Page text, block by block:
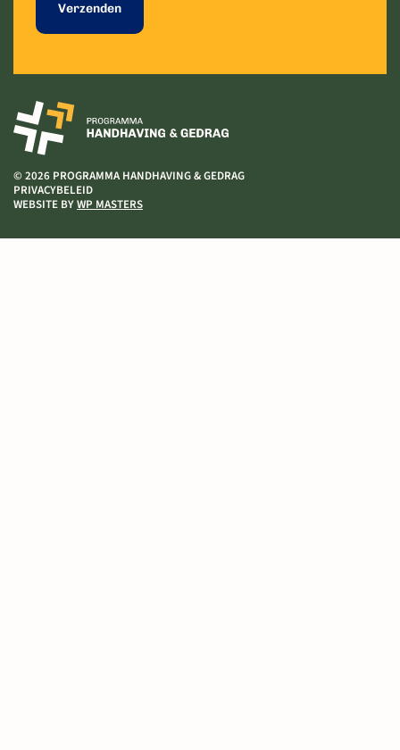
Verzenden
© 2026 PROGRAMMA HANDHAVING & GEDRAG
PRIVACYBELEID
WEBSITE BYWP MASTERS